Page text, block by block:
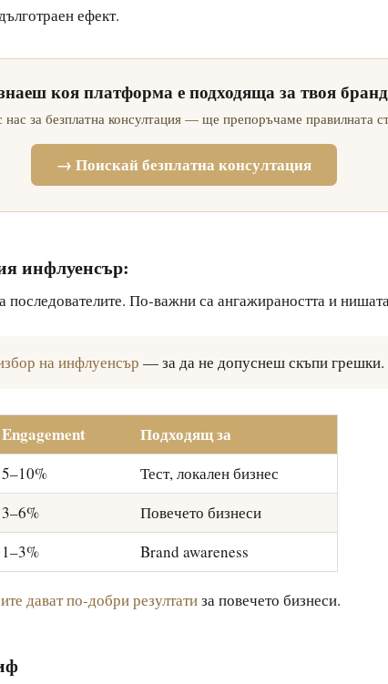
ефект.
коя платформа е подходяща за твоя
за безплатна консултация — ще препоръчаме правилната
→ Поискай безплатна консултация
инфлуенсър:
последователите. По-важни са ангажираността и
на инфлуенсър — за да не допуснеш скъпи грешки.
Engagement Подходящ за
5–10%
Тест, локален бизнес
3–6%
Повечето бизнеси
1–3% Brand awareness
дават по-добри резултатиза повечето бизнеси.